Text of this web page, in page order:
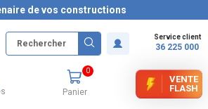
de vos constructions
Service client
36 225 000
Panier
0
VENTE
FLASH